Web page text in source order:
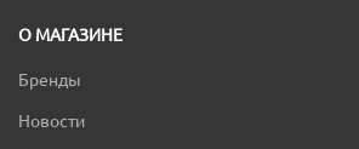
О МАГАЗИНЕ
Бренды
Новости